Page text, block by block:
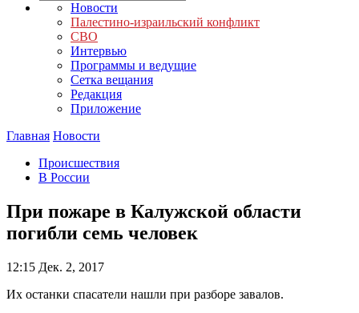
Новости
Палестино-израильский конфликт
СВО
Интервью
Программы и ведущие
Сетка вещания
Редакция
Приложение
Главная Новости
Происшествия
В России
При пожаре в Калужской области
погибли семь человек
12:15 Дек. 2, 2017
Их останки спасатели нашли при разборе завалов.